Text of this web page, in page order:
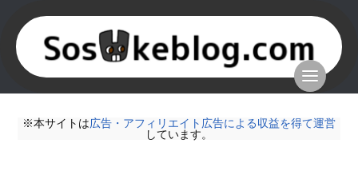
※本サイトは広告・アフィリエイト広告による収益を得て運営
しています。